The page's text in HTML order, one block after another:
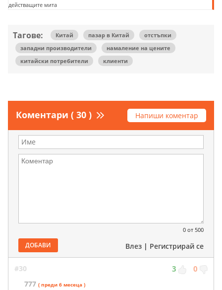
действащите мита
Тагове: Китай пазар в Китай
отстъпки
западни производители
намаление на цените
китайски потребители
клиенти
Коментари ( 30 ) Напиши коментар
0 от 500
ДОБАВИ Влез | Регистрирай се
#30 3 0
777 ( преди 6 месеца )